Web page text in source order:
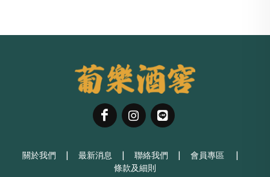
關於我們 | 最新消息 | 聯絡我們 | 會員專區
|
條款及細則